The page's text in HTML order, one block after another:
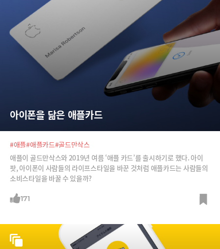
아이폰을 닮은 애플카드
#애플#애플카드#골드만삭스
애플이 골드만삭스와 2019년 여름 ‘애플 카드’를 출시하기로 했다. 아이
팟, 아이폰이 사람들의 라이프스타일을 바꾼 것처럼 애플카드는 사람들의
소비스타일을 바꿀 수 있을까?
171